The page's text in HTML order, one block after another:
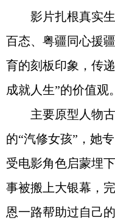
影片扎根真实生
百态、粤疆同心援
育的刻板印象，传
成就人生”的价值观。
主要原型人物古
的“汽修女孩”，她
受电影角色启蒙埋
事被搬上大银幕，
恩一路帮助过自己的